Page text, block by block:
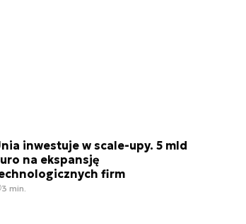
inwestuje w scale-upy. 5 mld
na ekspansję
firm
3 min.